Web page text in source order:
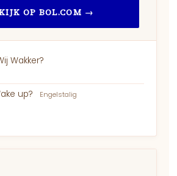
OP BOL.COM →
Wakker?
up? Engelstalig